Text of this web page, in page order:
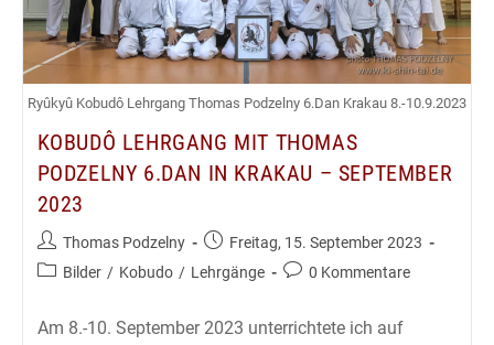
Ryûkyû Kobudô Lehrgang Thomas Podzelny 6.Dan Krakau 8.-10.9.2023
KOBUDÔ LEHRGANG MIT THOMAS
PODZELNY 6.DAN IN KRAKAU – SEPTEMBER
2023
Beitrags-
Autor:
Thomas Podzelny
Beitrag
veröffentlicht:
Freitag, 15. September 2023
Beitrags-
Bilder / Kobudo / Lehrgänge
Beitrags-
0 Kommentare
Am 8.-10. September 2023 unterrichtete ich auf